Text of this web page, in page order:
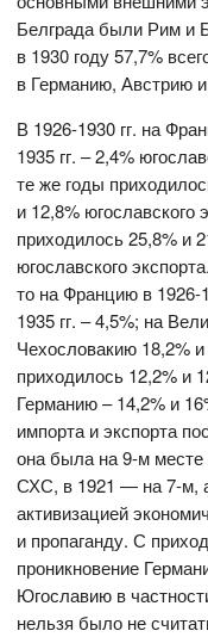
Белграда были Рим
в 1930 году 57,7%
в Германию, Австрию
В 1926-1930 гг. на
1935 гг. – 2,4%
те же годы
и 12,8%
приходилось 25,8% и
югославского
то на Францию в 1926-
1935 гг. – 4,5%; на
Чехословакию 18,2%
приходилось 12,2% и
Германию – 14,2% и
импорта и экспорта
она была на 9-м месте
СХС, в 1921 — на 7-м,
активизацией
и пропаганду. С
проникновение
Югославию в
нельзя было не